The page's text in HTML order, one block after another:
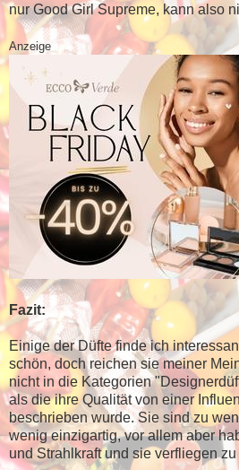
nur Good Girl Supreme, kann also
Anzeige
Fazit:
Einige der Düfte finde ich
schön, doch reichen sie meiner
nicht in die Kategorien
als die ihre Qualität von einer
beschrieben wurde. Sie sind zu
wenig einzigartig, vor allem aber
und Strahlkraft und sie verfliegen